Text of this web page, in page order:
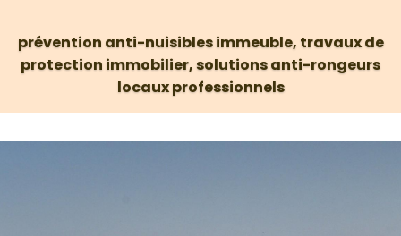
prévention anti-nuisibles immeuble, travaux de
protection immobilier, solutions anti-rongeurs
locauxprofessionnels